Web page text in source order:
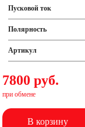
Пусковой ток
Полярность
Артикул
7800 руб.
при обмене
В корзину